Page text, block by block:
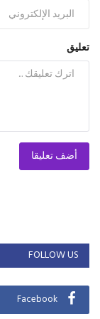
تعليق
أضف تعليقا
FOLLOW US
Facebook